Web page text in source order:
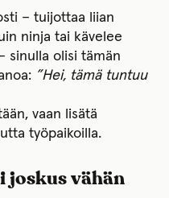
– tuijottaa liian
ninja tai kävelee
sinulla olisi tämän
”Hei, tämä tuntuu
vaan lisätä
työpaikoilla.
joskus vähän